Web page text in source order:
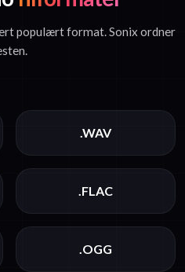
populært format. Sonix ordner
.WAV
.FLAC
.OGG